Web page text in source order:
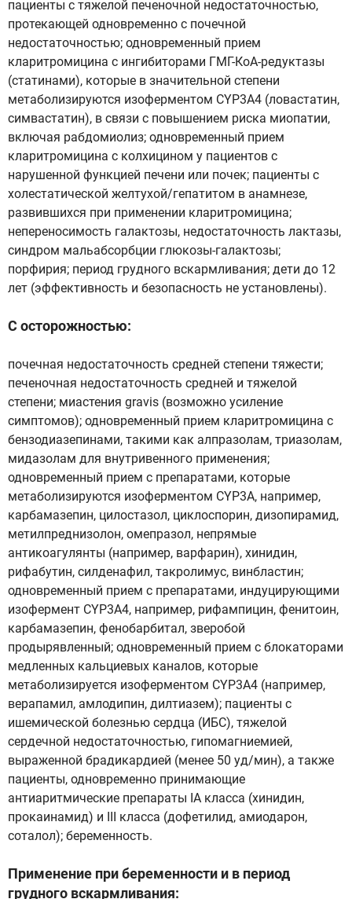
пациенты с тяжелой печеночной недостаточностью,
протекающей одновременно с почечной
недостаточностью; одновременный прием
кларитромицина с ингибиторами ГМГ-КоА-редуктазы
(статинами), которые в значительной степени
метаболизируются изоферментом CYP3A4 (ловастатин,
симвастатин), в связи с повышением риска миопатии,
включая рабдомиолиз; одновременный прием
кларитромицина с колхицином у пациентов с
нарушенной функцией печени или почек; пациенты с
холестатической желтухой/гепатитом в анамнезе,
развившихся при применении кларитромицина;
непереносимость галактозы, недостаточность лактазы,
синдром мальабсорбции глюкозы-галактозы;
порфирия; период грудного вскармливания; дети до 12
лет (эффективность и безопасность не установлены).
С осторожностью:
почечная недостаточность средней степени тяжести;
печеночная недостаточность средней и тяжелой
степени; миастения gravis (возможно усиление
симптомов); одновременный прием кларитромицина с
бензодиазепинами, такими как алпразолам, триазолам,
мидазолам для внутривенного применения;
одновременный прием с препаратами, которые
метаболизируются изоферментом СYP3A, например,
карбамазепин, цилостазол, циклоспорин, дизопирамид,
метилпреднизолон, омепразол, непрямые
антикоагулянты (например, варфарин), хинидин,
рифабутин, силденафил, такролимус, винбластин;
одновременный прием с препаратами, индуцирующими
изофермент CYP3A4, например, рифампицин, фенитоин,
карбамазепин, фенобарбитал, зверобой
продырявленный; одновременный прием с блокаторами
медленных кальциевых каналов, которые
метаболизируется изоферментом CYP3A4 (например,
верапамил, амлодипин, дилтиазем); пациенты с
ишемической болезнью сердца (ИБС), тяжелой
сердечной недостаточностью, гипомагниемией,
выраженной брадикардией (менее 50 уд/мин), а также
пациенты, одновременно принимающие
антиаритмические препараты IA класса (хинидин,
прокаинамид) и III класса (дофетилид, амиодарон,
соталол); беременность.
Применение при беременности и в период
грудного вскармливания: